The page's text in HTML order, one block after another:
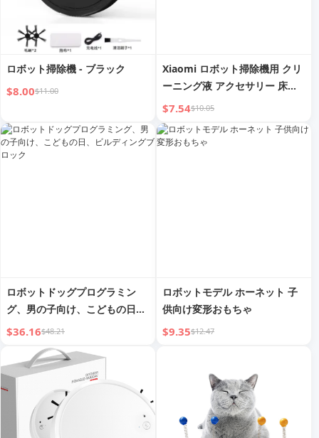
ロボット掃除機 - ブラック
$8.00$11.00
Xiaomi ロボット掃除機用 クリ
ーニング液 アクセサリー 床用
洗剤 抗菌クリーニング液 適用
$7.54$10.05
ロボットドッグプログラミン
グ、男の子向け、こどもの日、
ビルディングブロック
$36.16$48.21
ロボットモデル ホーネット 子
供向け変形おもちゃ
$9.35$12.47